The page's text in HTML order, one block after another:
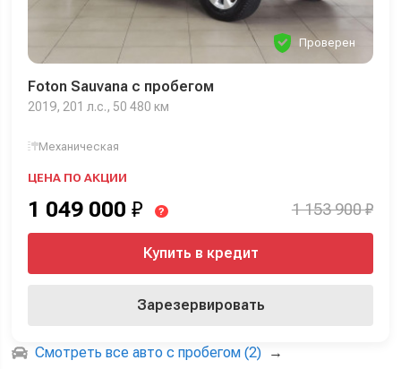
Проверен
Foton Sauvana с пробегом
2019, 201 л.с., 50 480 км
Механическая
ЦЕНА ПО АКЦИИ
1 049 000 ₽ ? 1 153 900 ₽
Купить в кредит
Зарезервировать
Смотреть все авто с пробегом (2) →